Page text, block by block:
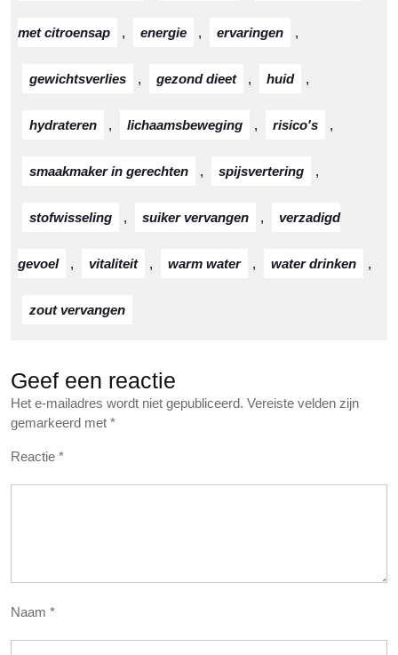
met citroensap , energie , ervaringen ,
gewichtsverlies , gezond dieet , huid ,
hydrateren , lichaamsbeweging , risico's ,
smaakmaker in gerechten , spijsvertering ,
stofwisseling , suiker vervangen , verzadigd
gevoel , vitaliteit , warm water , water drinken ,
zout vervangen
Geef een reactie
Het e-mailadres wordt niet gepubliceerd. Vereiste velden zijn
gemarkeerd met *
Reactie *
Naam *